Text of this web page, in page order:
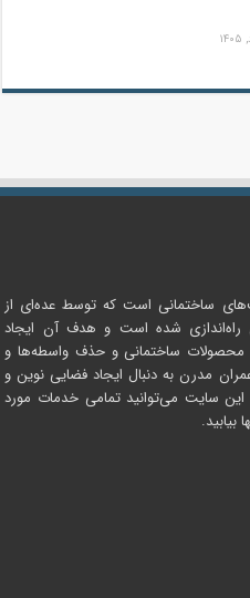
ساختمانی است که توسط عده‌ای از
راه‌اندازی شده است و هدف آن ایجاد
محصولات ساختمانی و حذف واسطه‌ها و
مدرن به دنبال ایجاد فضایی نوین و
سایت می‌توانید تمامی خدمات مورد
بیابید.